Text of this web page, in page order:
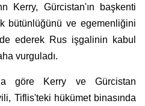
Kerry, Gürcistan'ın başkenti
bütünlüğünü ve egemenliğini
ederek Rus işgalinin kabul
vurguladı.
göre Kerry ve Gürcistan
Tiflis'teki hükümet binasında